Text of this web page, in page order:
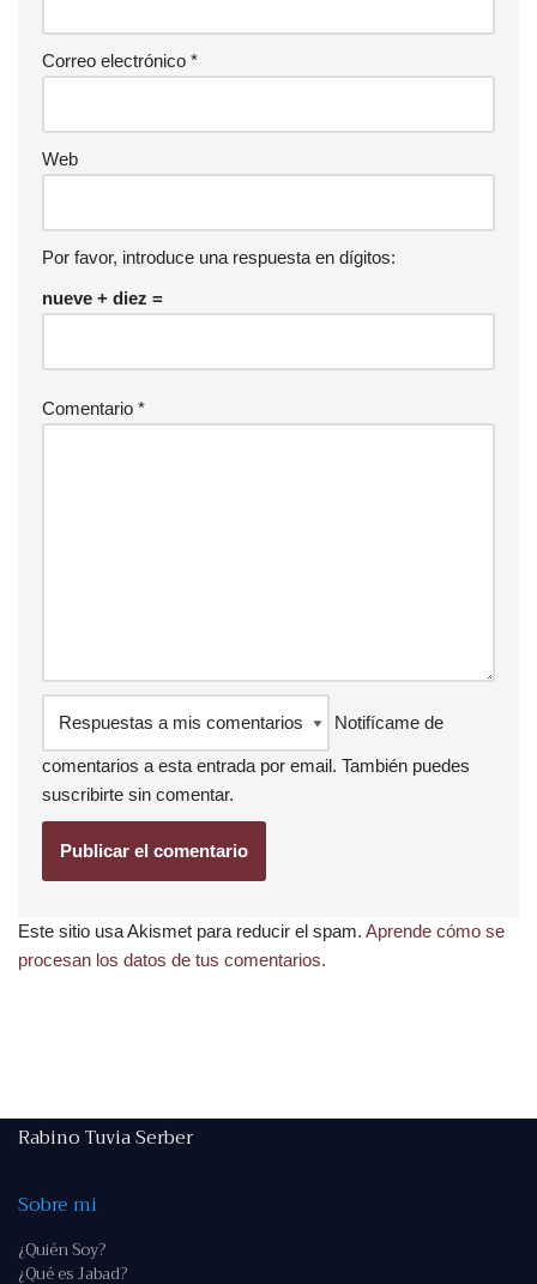
Correo electrónico *
Web
Por favor, introduce una respuesta en dígitos:
nueve + diez =
Comentario *
Notifícame de
comentarios a esta entrada por email. También puedes
suscribirte sin comentar.
Este sitio usa Akismet para reducir el spam. Aprende cómo se
procesan los datos de tus comentarios.
Rabino Tuvia Serber
Sobre mi
¿Quién Soy?
¿Qué es Jabad?